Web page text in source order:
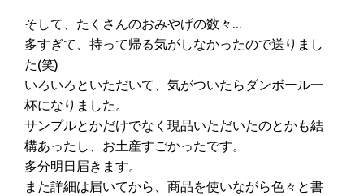
そして、たくさんのおみやげの数々…
多すぎて、持って帰る気がしなかったので送りまし
た(笑)
いろいろといただいて、気がついたらダンボール一
杯になりました。
サンプルとかだけでなく現品いただいたのとかも結
構あったし、お土産すごかったです。
多分明日届きます。
また詳細は届いてから、商品を使いながら色々と書